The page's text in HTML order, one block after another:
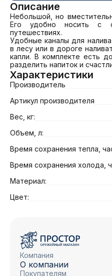
Описание
Небольшой, но
Его удобно носить с
путешествиях.
Удобные каналы для
в лесу или в дороге
капли. В комплекте есть
разделить напиток и
Характеристики
Производитель
Артикул производителя
Вес, кг:
Объем, л:
Время сохранения тепла,
Время сохранения холода,
Материал:
Цвет:
Компания
О компании
Покупателям